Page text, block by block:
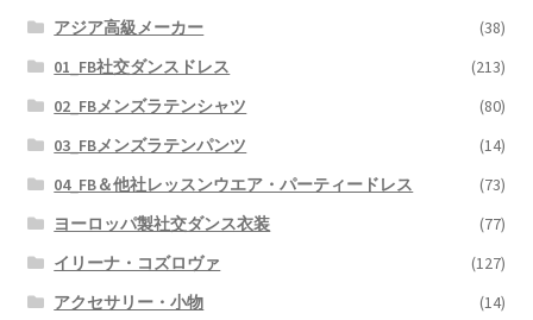
アジア高級メーカー
(38)
01_FB社交ダンスドレス
(213)
02_FBメンズラテンシャツ
(80)
03_FBメンズラテンパンツ
(14)
04_FB＆他社レッスンウエア・パーティードレス
(73)
ヨーロッパ製社交ダンス衣装
(77)
イリーナ・コズロヴァ
(127)
アクセサリー・小物
(14)